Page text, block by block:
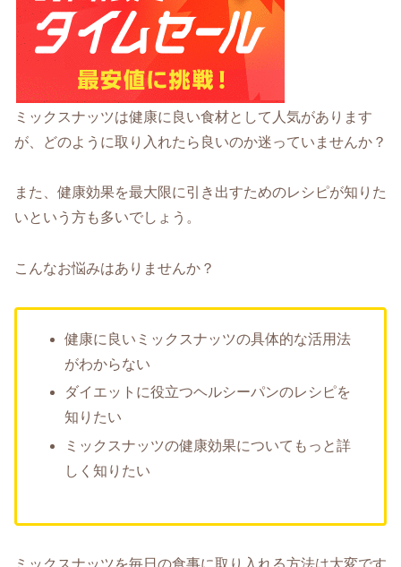
ミックスナッツは健康に良い食材として人気があります
が、どのように取り入れたら良いのか迷っていませんか？
また、健康効果を最大限に引き出すためのレシピが知りた
いという方も多いでしょう。
こんなお悩みはありませんか？
健康に良いミックスナッツの具体的な活用法
がわからない
ダイエットに役立つヘルシーパンのレシピを
知りたい
ミックスナッツの健康効果についてもっと詳
しく知りたい